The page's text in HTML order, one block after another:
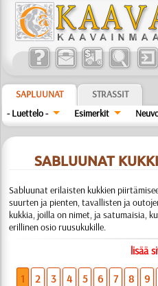
SAPLUUNAT
STRASSIT
- Luettelo -
Esimerkit
SABLUUNAT
Sabluunat erilaisten kukkien
suurten ja pienten, tavallisten ja
kukkia, joilla on nimet, ja satumaisia,
erillinen osio ruusukukille.
lisää
1 2 3 4 5 6 7 8 9